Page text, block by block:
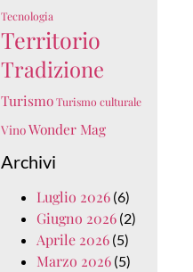
Tecnologia
Territorio
Tradizione
Turismo Turismo culturale
VinoWonder Mag
Archivi
Luglio 2026(6)
Giugno 2026(2)
Aprile 2026(5)
Marzo 2026(5)